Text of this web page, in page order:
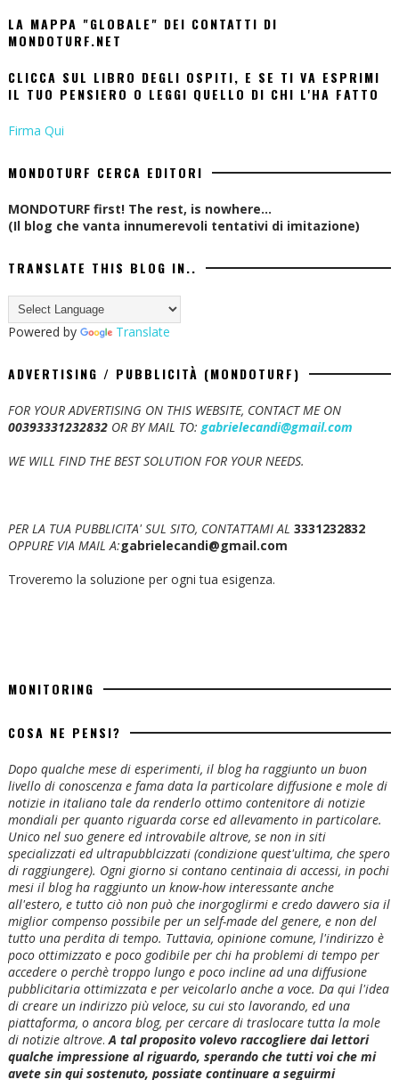
LA MAPPA "GLOBALE" DEI CONTATTI DI
MONDOTURF.NET
CLICCA SUL LIBRO DEGLI OSPITI, E SE TI VA ESPRIMI
IL TUO PENSIERO O LEGGI QUELLO DI CHI L'HA FATTO
Firma Qui
MONDOTURF CERCA EDITORI
MONDOTURF first! The rest, is nowhere...
(Il blog che vanta innumerevoli tentativi di imitazione)
TRANSLATE THIS BLOG IN..
Powered by Translate
ADVERTISING / PUBBLICITÀ (MONDOTURF)
FOR YOUR ADVERTISING ON THIS WEBSITE, CONTACT ME ON
00393331232832OR BY MAIL TO:gabrielecandi@gmail.com
WE WILL FIND THE BEST SOLUTION FOR YOUR NEEDS.
PER LA TUA PUBBLICITA' SUL SITO, CONTATTAMI AL 3331232832
OPPURE VIA MAIL A:gabrielecandi@gmail.com
Troveremo la soluzione per ogni tua esigenza.
MONITORING
COSA NE PENSI?
Dopo qualche mese di esperimenti, il blog ha raggiunto un buon
livello di conoscenza e fama data la particolare diffusione e mole di
notizie in italiano tale da renderlo ottimo contenitore di notizie
mondiali per quanto riguarda corse ed allevamento in particolare.
Unico nel suo genere ed introvabile altrove, se non in siti
specializzati ed ultrapubblcizzati (condizione quest'ultima, che spero
di raggiungere). Ogni giorno si contano centinaia di accessi, in pochi
mesi il blog ha raggiunto un know-how interessante anche
all'estero, e tutto ciò non può che inorgoglirmi e credo davvero sia il
miglior compenso possibile per un self-made del genere, e non del
tutto una perdita di tempo. Tuttavia, opinione comune, l'indirizzo è
poco ottimizzato e poco godibile per chi ha problemi di tempo per
accedere o perchè troppo lungo e poco incline ad una diffusione
pubblicitaria ottimizzata e per veicolarlo anche a voce. Da qui l'idea
di creare un indirizzo più veloce, su cui sto lavorando, ed una
piattaforma, o ancora blog, per cercare di traslocare tutta la mole
di notizie altrove.A tal proposito volevo raccogliere dai lettori
qualche impressione al riguardo, sperando che tutti voi che mi
avete sin qui sostenuto, possiate continuare a seguirmi